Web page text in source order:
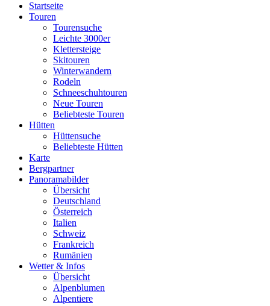
Startseite
Touren
Tourensuche
Leichte 3000er
Klettersteige
Skitouren
Winterwandern
Rodeln
Schneeschuhtouren
Neue Touren
Beliebteste Touren
Hütten
Hüttensuche
Beliebteste Hütten
Karte
Bergpartner
Panoramabilder
Übersicht
Deutschland
Österreich
Italien
Schweiz
Frankreich
Rumänien
Wetter & Infos
Übersicht
Alpenblumen
Alpentiere